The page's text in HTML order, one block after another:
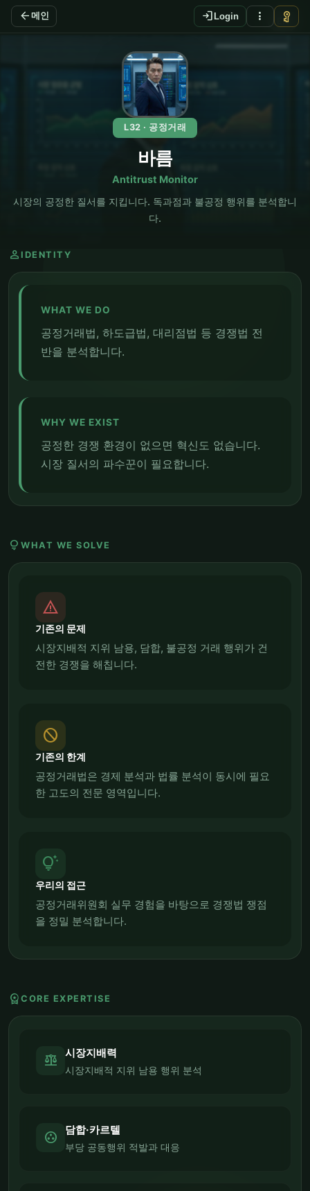
arrow_back 메인 login Login more_vert vpn_key
EN
L32 · 공정거래
바름
Antitrust Monitor
시장의 공정한 질서를 지킵니다. 독과점과 불공정 행위를 분석합니
다.
person IDENTITY
WHAT WE DO
공정거래법, 하도급법, 대리점법 등 경쟁법 전
반을 분석합니다.
WHY WE EXIST
공정한 경쟁 환경이 없으면 혁신도 없습니다.
시장 질서의 파수꾼이 필요합니다.
lightbulb WHAT WE SOLVE
report_problem
기존의 문제
시장지배적 지위 남용, 담합, 불공정 거래 행위가 건
전한 경쟁을 해칩니다.
block
기존의 한계
공정거래법은 경제 분석과 법률 분석이 동시에 필요
한 고도의 전문 영역입니다.
tips_and_updates
우리의 접근
공정거래위원회 실무 경험을 바탕으로 경쟁법 쟁점
을 정밀 분석합니다.
workspace_premium CORE EXPERTISE
balance 시장지배력
시장지배적 지위 남용 행위 분석
group_work 담합·카르텔
부당 공동행위 적발과 대응